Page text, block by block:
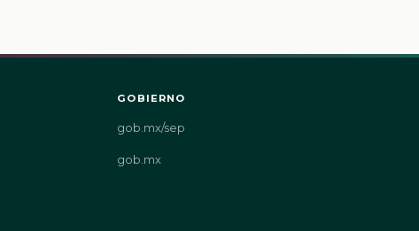
GOBIERNO
gob.mx/sep
gob.mx